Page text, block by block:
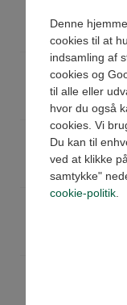
På lager
Pris: 72,92
AME10LMM18EL.1
På lager
Pris: 100,88
AME10LMM22EL.1
På lager
Pris: 198,11
AME12LMM14EL.1
Denne
cookies til at
indsamling af
cookies og
til alle eller
hvor du også
cookies. Vi
Du kan til
ved at klikke
samtykke"
cookie-politik